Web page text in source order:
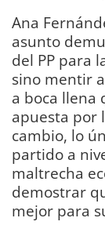
Ana
asunto
del PP para
sino mentir
a boca llena
apuesta por
cambio, lo
partido a
maltrecha
demostrar
mejor para